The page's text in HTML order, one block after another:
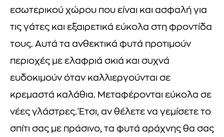
εσωτερικού χώρου που είναι και ασφαλή για
τις γάτες και εξαιρετικά εύκολα στη φροντίδα
τους. Αυτά τα ανθεκτικά φυτά προτιμούν
περιοχές με ελαφριά σκιά και συχνά
ευδοκιμούν όταν καλλιεργούνται σε
κρεμαστά καλάθια. Μεταφέρονται εύκολα σε
νέες γλάστρες. Έτσι, αν θέλετε να γεμίσετε το
σπίτι σας με πράσινο, τα φυτά αράχνης θα σας